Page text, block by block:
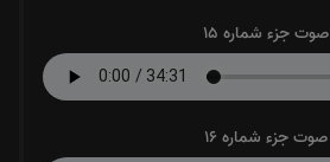
صوت جزء شماره 15
صوت جزء شماره 16